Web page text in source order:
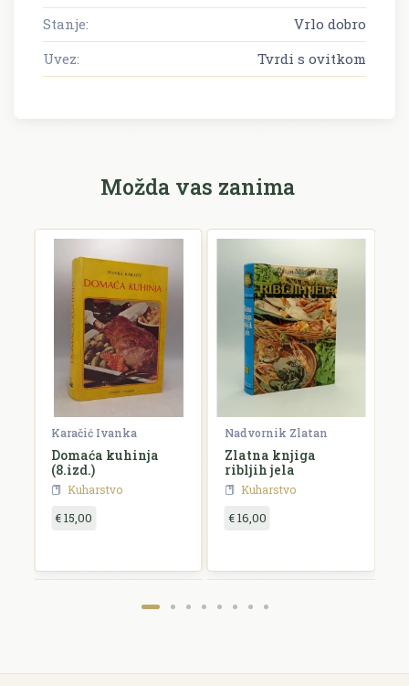
Stanje:
Vrlo dobro
Uvez:
Tvrdi s ovitkom
Možda vas zanima
Karačić Ivanka
Domaća kuhinja
(8.izd.)
Kuharstvo
€ 15,00
Nadvornik Zlatan
Zlatna knjiga
ribljih jela
Kuharstvo
€ 16,00